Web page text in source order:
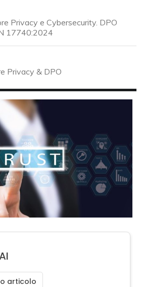
Privacy e Cybersecurity. DPO
17740:2024
Privacy & DPO
articolo